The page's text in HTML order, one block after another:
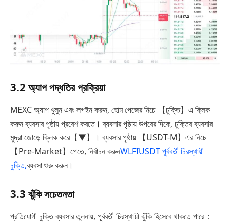
3.2 অ্যাপ পদ্ধতির প্রক্রিয়া
MEXC অ্যাপ খুলুন এবং লগইন করুন, হোম পেজের নিচে 【চুক্তি】এ ক্লিক
করুন ব্যবসার পৃষ্ঠায় প্রবেশ করতে। ব্যবসার পৃষ্ঠায় উপরের দিকে, চুক্তির ব্যবসার
মুদ্রা জোড়ে ক্লিক করে【▼】। ব্যবসার পৃষ্ঠায় 【USDT-M】এর নিচে
【Pre-Market】পেতে, নির্বাচন করুনWLFIUSDT পূর্ববর্তী চিরস্থায়ী
চুক্তি,ব্যবসা শুরু করুন।
3.3 ঝুঁকি সচেতনতা
প্রতিযোগী চুক্তি ব্যবসার তুলনায়, পূর্ববর্তী চিরস্থায়ী ঝুঁকি হিসেবে থাকতে পারে：